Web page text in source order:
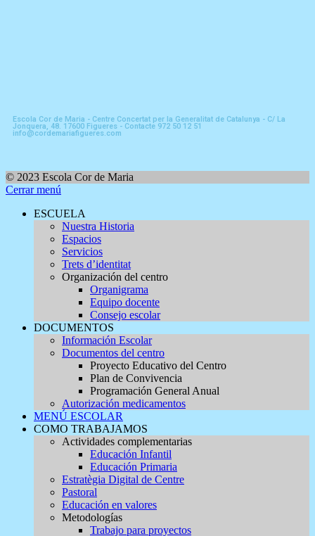
Escola Cor de Maria - Centre Concertat per la Generalitat de Catalunya - C/ La
Jonquera, 48. 17600 Figueres - Contacte 972 50 12 51
info@cordemariafigueres.com
© 2023 Escola Cor de Maria
Cerrar menú
ESCUELA
Nuestra Historia
Espacios
Servicios
Trets d’identitat
Organización del centro
Organigrama
Equipo docente
Consejo escolar
DOCUMENTOS
Información Escolar
Documentos del centro
Proyecto Educativo del Centro
Plan de Convivencia
Programación General Anual
Autorización medicamentos
MENÚ ESCOLAR
COMO TRABAJAMOS
Actividades complementarias
Educación Infantil
Educación Primaria
Estratègia Digital de Centre
Pastoral
Educación en valores
Metodologías
Trabajo para proyectos